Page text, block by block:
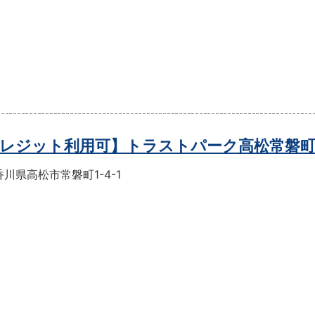
レジット利用可】トラストパーク高松常磐町
川県高松市常磐町1-4-1